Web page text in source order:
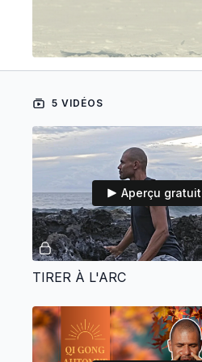
5 VIDÉOS
Aperçu gratuit
TIRER À L'ARC